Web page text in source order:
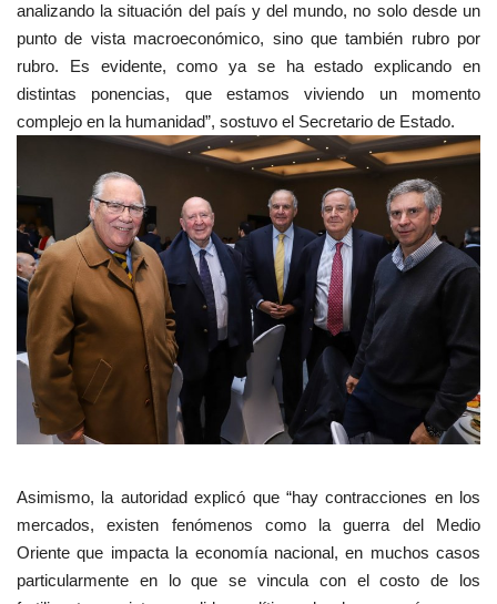
analizando la situación del país y del mundo, no solo desde un
punto de vista macroeconómico, sino que también rubro por
rubro. Es evidente, como ya se ha estado explicando en
distintas ponencias, que estamos viviendo un momento
complejo en la humanidad”, sostuvo el Secretario de Estado.
Asimismo, la autoridad explicó que “hay contracciones en los
mercados, existen fenómenos como la guerra del Medio
Oriente que impacta la economía nacional, en muchos casos
particularmente en lo que se vincula con el costo de los